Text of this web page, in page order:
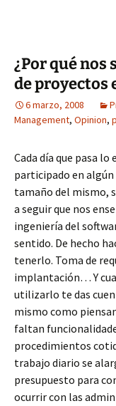
¿Por qué nos
de proyectos
6 marzo, 2008
Management, Opinion,
Cada día que pasa
participado en
tamaño del mismo,
a seguir que nos
ingeniería del
sentido. De hecho
tenerlo. Toma de
implantación… Y
utilizarlo te das
mismo como
faltan
procedimientos
trabajo diario se
presupuesto para
ocurrir con las